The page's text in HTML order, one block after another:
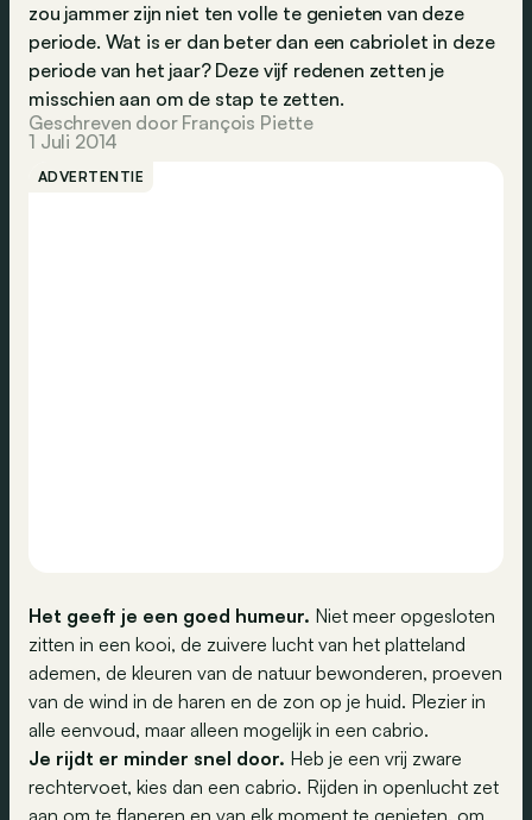
zou jammer zijn niet ten volle te genieten van deze
periode. Wat is er dan beter dan een cabriolet in deze
periode van het jaar? Deze vijf redenen zetten je
misschien aan om de stap te zetten.
Geschreven door François Piette
1 Juli 2014
ADVERTENTIE
Het geeft je een goed humeur. Niet meer opgesloten
zitten in een kooi, de zuivere lucht van het platteland
ademen, de kleuren van de natuur bewonderen, proeven
van de wind in de haren en de zon op je huid. Plezier in
alle eenvoud, maar alleen mogelijk in een cabrio.
Je rijdt er minder snel door. Heb je een vrij zware
rechtervoet, kies dan een cabrio. Rijden in openlucht zet
aan om te flaneren en van elk moment te genieten, om